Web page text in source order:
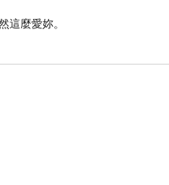
這麼愛妳。